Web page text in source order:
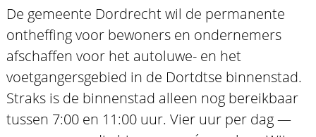
De gemeente Dordrecht wil de permanente
ontheffing voor bewoners en ondernemers
afschaffen voor het autoluwe- en het
voetgangersgebied in de Dortdtse binnenstad.
Straks is de binnenstad alleen nog bereikbaar
tussen 7:00 en 11:00 uur. Vier uur per dag —